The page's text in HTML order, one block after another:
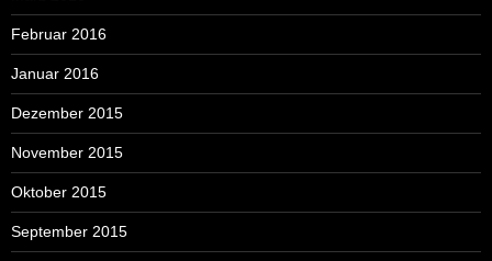
Februar 2016
Januar 2016
Dezember 2015
November 2015
Oktober 2015
September 2015